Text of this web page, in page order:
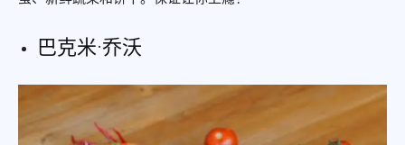
巴克米·乔沃